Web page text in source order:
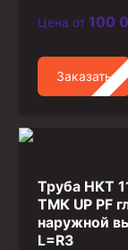
Цена от 100
Заказать
Труба НКТ
ТМК UP PF
наружной
L=R3